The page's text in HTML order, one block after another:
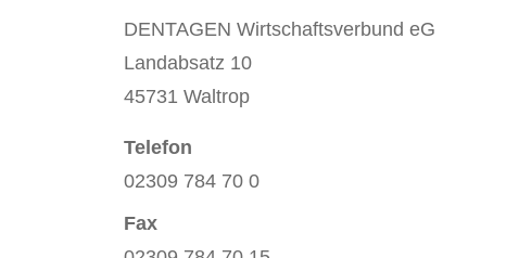
DENTAGEN Wirtschaftsverbund eG
Landabsatz 10
45731 Waltrop
Telefon
02309 784 70 0
Fax